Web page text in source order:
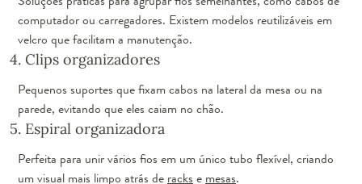
computador ou carregadores. Existem modelos reutilizáveis em
velcro que facilitam a manutenção.
4. Clips organizadores
Pequenos suportes que fixam cabos na lateral da mesa ou na
parede, evitando que eles caiam no chão.
5. Espiral organizadora
Perfeita para unir vários fios em um único tubo flexível, criando
um visual mais limpo atrás de racks e mesas.